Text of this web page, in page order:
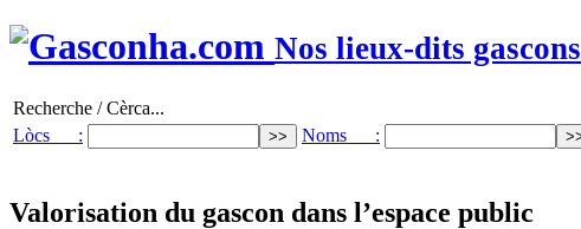
Nos lieux-dits gascons
Recherche / Cèrca...
Lòcs :
Noms :
Valorisation du gascon dans l’espace public